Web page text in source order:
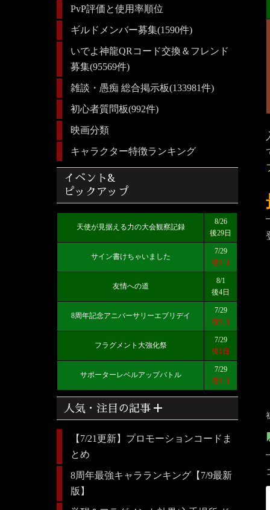
PvP評価と使用率順位
ギルドメンバー募集(1590件)
いでよ神龍QRコード交換＆フレンド
募集(95569件)
雑談・愚痴 総合掲示板(133981件)
初心者質問板(992件)
映画分類
キャラクター特徴ランキング
イベント&
ピックアップ
天使が見据える力の大会観察記録
8/26
後29日
サイン書けちゃいました
7/29
後1日
友情への道
8/1
後4日
8周年記念アニバーサリーエブリデイ
7/29
後1日
フラグメント大強化祭
7/29
後1日
サポーターレベルアップバトル
7/29
後1日
人気・注目の記事 add
【7/21更新】プロモーションコードま
とめ
8周年最強キャラランキング【7/9最新
版】